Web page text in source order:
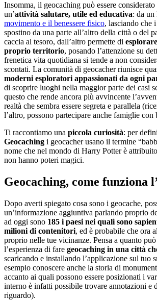
Insomma, il geocaching può essere
un’attività salutare, utile ed educativa: da un
movimento e il benessere fisico, lasciando che
spostino da una parte all’altro della città o del
caccia al tesoro, dall’altro permette di
proprio territorio, posando l’attenzione su
frenetica vita quotidiana si tende a non
scontati. La comunità di geocacher riunisce
moderni esploratori appassionati da ogni
di scoprire luoghi nella maggior parte dei casi
questo che rende ancora più avvincente
realtà che sembra essere segreta e parallela
l’altro, possono partecipare anche famiglie con
Ti raccontiamo una piccola curiosità: per
Geocaching i geocacher usano il termine
nome che nel mondo di Harry Potter è
non hanno poteri magici.
Geocaching, come funziona
Dopo averti spiegato cosa sono i geocache,
un’informazione aggiuntiva parlando proprio
ad oggi sono 185 i paesi nei quali sono
milioni di contenitori, ed è probabile che ora
proprio nelle tue vicinanze. Pensa a quanto
l’esperienza di fare geocaching in una città
scaricando e installando l’applicazione sul tuo
esempio conoscere anche la storia di
accanto ai quali possono essere posizionati i
interno è infatti possibile trovare annotazioni e
riguardo).